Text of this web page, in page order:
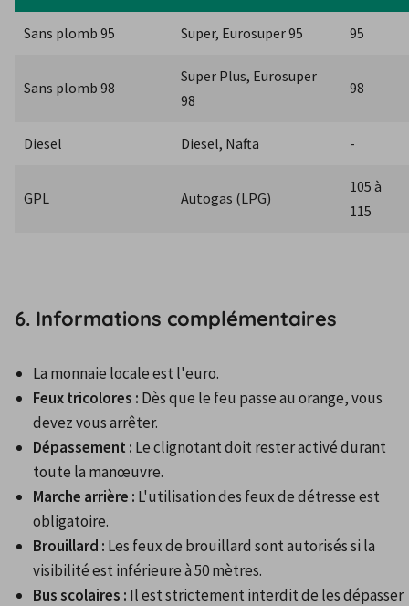
Sans plomb 95 Super, Eurosuper 95 95
Sans plomb 98
Super Plus, Eurosuper
98
98
Diesel Diesel, Nafta -
GPL Autogas (LPG)
105 à
115
6. Informations complémentaires
La monnaie locale est l'euro.
Feux tricolores : Dès que le feu passe au orange, vous
devez vous arrêter.
Dépassement : Le clignotant doit rester activé durant
toute la manœuvre.
Marche arrière : L'utilisation des feux de détresse est
obligatoire.
Brouillard : Les feux de brouillard sont autorisés si la
visibilité est inférieure à 50 mètres.
Bus scolaires : Il est strictement interdit de les dépasser